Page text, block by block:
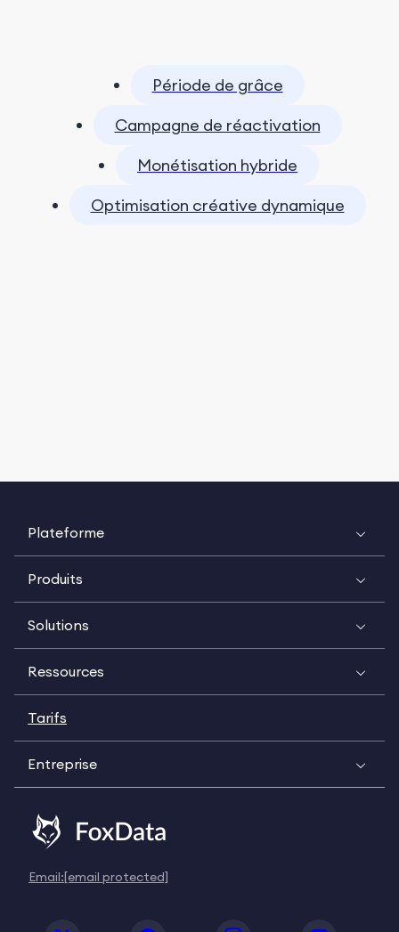
Période de grâce
Campagne de réactivation
Monétisation hybride
Optimisation créative dynamique
Plateforme
Produits
Solutions
Ressources
Tarifs
Entreprise
Email:[email protected]